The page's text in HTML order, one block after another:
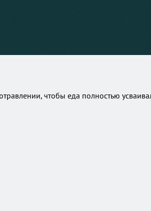
чтобы еда полностью